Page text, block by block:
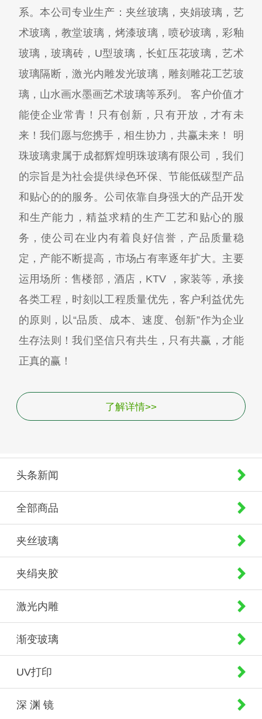
系。本公司专业生产：夹丝玻璃，夹娟玻璃，艺
术玻璃，教堂玻璃，烤漆玻璃，喷砂玻璃，彩釉
玻璃，玻璃砖，U型玻璃，长虹压花玻璃，艺术
玻璃隔断，激光内雕发光玻璃，雕刻雕花工艺玻
璃，山水画水墨画艺术玻璃等系列。 客户价值才
能使企业常青！只有创新，只有开放，才有未
来！我们愿与您携手，相生协力，共赢未来！ 明
珠玻璃隶属于成都辉煌明珠玻璃有限公司，我们
的宗旨是为社会提供绿色环保、节能低碳型产品
和贴心的的服务。公司依靠自身强大的产品开发
和生产能力，精益求精的生产工艺和贴心的服
务，使公司在业内有着良好信誉，产品质量稳
定，产能不断提高，市场占有率逐年扩大。主要
运用场所：售楼部，酒店，KTV ，家装等，承接
各类工程，时刻以工程质量优先，客户利益优先
的原则，以“品质、成本、速度、创新”作为企业
生存法则！我们坚信只有共生，只有共赢，才能
正真的赢！
了解详情>>
头条新闻
全部商品
夹丝玻璃
夹绢夹胶
激光内雕
渐变玻璃
UV打印
深 渊 镜